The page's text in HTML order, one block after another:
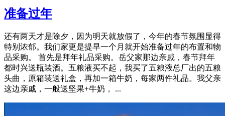
准备过年
还有两天才是除夕，因为明天就放假了，今年的春节氛围显得
特别浓郁。我们家更是提早一个月就开始准备过年的布置和物
品采购。 首先是拜年礼品采购。岳父家那边亲戚，春节拜年
都时兴送瓶装酒。五粮液买不起，我买了五粮液总厂出的五粮
头曲，原箱装送礼盒，再加一箱牛奶，每家两件礼品。我父亲
这边亲戚，一般送坚果+牛奶， ...